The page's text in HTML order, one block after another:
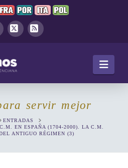
servir mejor
ENTRADAS
EN ESPAÑA (1704-2000). LA C.M.
ANTIGUO RÉGIMEN (3)